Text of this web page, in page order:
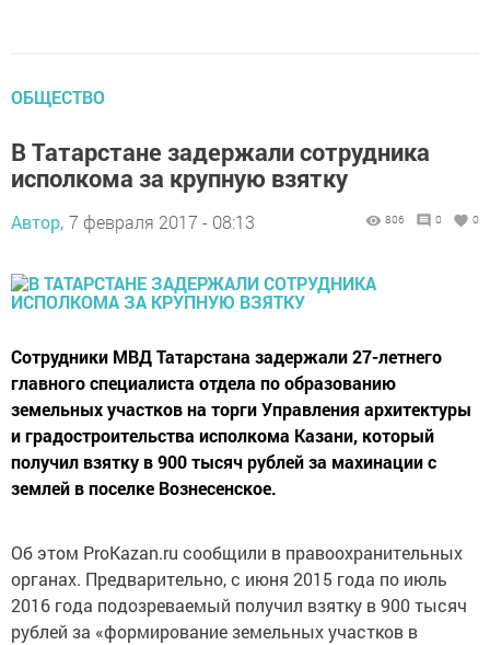
ОБЩЕСТВО
В Татарстане задержали сотрудника
исполкома за крупную взятку
Автор, 7 февраля 2017 - 08:13 806 0 0
Сотрудники МВД Татарстана задержали 27-летнего
главного специалиста отдела по образованию
земельных участков на торги Управления архитектуры
и градостроительства исполкома Казани, который
получил взятку в 900 тысяч рублей за махинации с
землей в поселке Вознесенское.
Об этом ProKazan.ru сообщили в правоохранительных
органах. Предварительно, с июня 2015 года по июль
2016 года подозреваемый получил взятку в 900 тысяч
рублей за «формирование земельных участков в